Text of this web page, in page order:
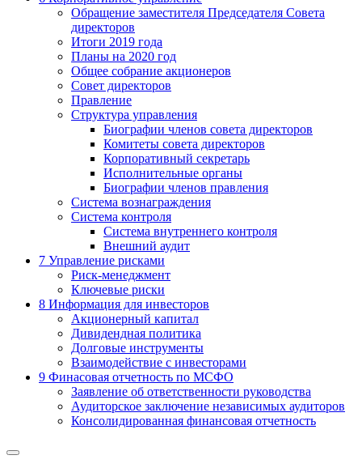
Обращение заместителя Председателя Совета
директоров
Итоги 2019 года
Планы на 2020 год
Общее собрание акционеров
Совет директоров
Правление
Структура управления
Биографии членов совета директоров
Комитеты совета директоров
Корпоративный секретарь
Исполнительные органы
Биографии членов правления
Система вознаграждения
Система контроля
Система внутреннего контроля
Внешний аудит
7 Управление рисками
Риск-менеджмент
Ключевые риски
8 Информация для инвесторов
Акционерный капитал
Дивидендная политика
Долговые инструменты
Взаимодействие с инвеcторами
9 Финасовая отчетность по МСФО
Заявление об ответственности руководства
Аудиторское заключение независимых аудиторов
Консолидированная финансовая отчетность